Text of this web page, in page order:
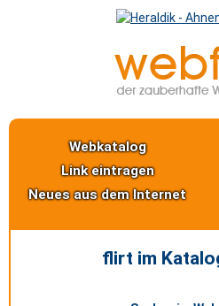
Webkatalog
Link eintragen
Neues aus dem Internet
flirt im